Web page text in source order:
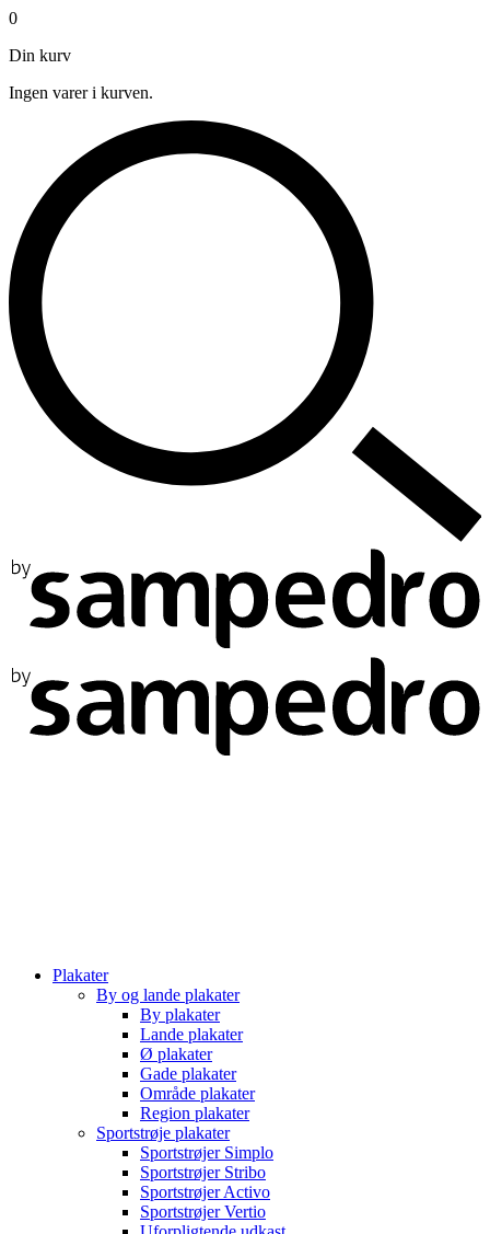
0
Din kurv
Ingen varer i kurven.
Plakater
By og lande plakater
By plakater
Lande plakater
Ø plakater
Gade plakater
Område plakater
Region plakater
Sportstrøje plakater
Sportstrøjer Simplo
Sportstrøjer Stribo
Sportstrøjer Activo
Sportstrøjer Vertio